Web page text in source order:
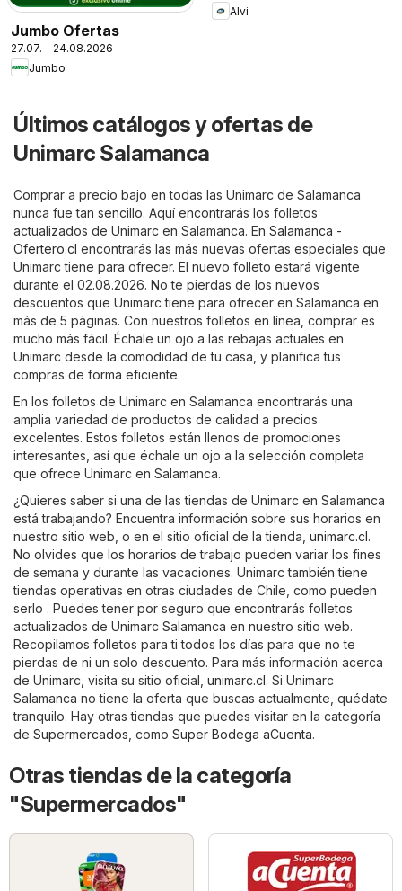
Jumbo Ofertas
27.07. - 24.08.2026
Jumbo
Alvi
Últimos catálogos y ofertas de
Unimarc Salamanca
Comprar a precio bajo en todas las Unimarc de Salamanca
nunca fue tan sencillo. Aquí encontrarás los folletos
actualizados de Unimarc en Salamanca. En Salamanca -
Ofertero.cl encontrarás las más nuevas ofertas especiales que
Unimarc tiene para ofrecer. El nuevo folleto estará vigente
durante el 02.08.2026. No te pierdas de los nuevos
descuentos que Unimarc tiene para ofrecer en Salamanca en
más de 5 páginas. Con nuestros folletos en línea, comprar es
mucho más fácil. Échale un ojo a las rebajas actuales en
Unimarc desde la comodidad de tu casa, y planifica tus
compras de forma eficiente.
En los folletos de Unimarc en Salamanca encontrarás una
amplia variedad de productos de calidad a precios
excelentes. Estos folletos están llenos de promociones
interesantes, así que échale un ojo a la selección completa
que ofrece Unimarc en Salamanca.
¿Quieres saber si una de las tiendas de Unimarc en Salamanca
está trabajando? Encuentra información sobre sus horarios en
nuestro sitio web, o en el sitio oficial de la tienda, unimarc.cl.
No olvides que los horarios de trabajo pueden variar los fines
de semana y durante las vacaciones. Unimarc también tiene
tiendas operativas en otras ciudades de Chile, como pueden
serlo . Puedes tener por seguro que encontrarás folletos
actualizados de Unimarc Salamanca en nuestro sitio web.
Recopilamos folletos para ti todos los días para que no te
pierdas de ni un solo descuento. Para más información acerca
de Unimarc, visita su sitio oficial, unimarc.cl. Si Unimarc
Salamanca no tiene la oferta que buscas actualmente, quédate
tranquilo. Hay otras tiendas que puedes visitar en la categoría
de Supermercados , como Super Bodega aCuenta.
Otras tiendas de la categoría
"Supermercados"